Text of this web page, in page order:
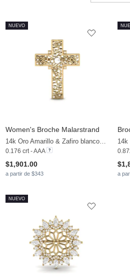
Women's Broche Malarstrand
14k Oro Amarillo & Zafiro blanco & Perla blanca
0.176 crt - AAA
$1,901.00
a partir de $343
NUEVO
14k
a
NUEVO